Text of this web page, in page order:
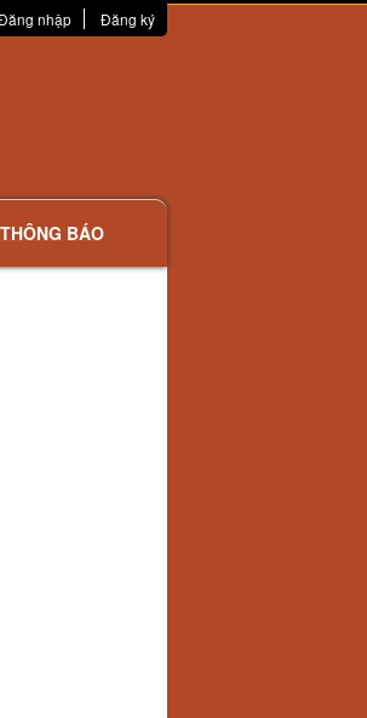
nhập Đăng ký
THÔNG BÁO